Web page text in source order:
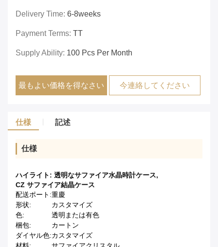
Delivery Time: 6-8weeks
Payment Terms: TT
Supply Ability: 100 Pcs Per Month
最もよい価格を得なさい 今連絡してください
仕様 記述
仕様
ハイライト: 透明なサファイア水晶時計ケース,
CZ サファイア結晶ケース
配送ポート:重慶
形状:
カスタマイズ
色:
透明または有色
梱包:
カートン
ダイヤル色:カスタマイズ